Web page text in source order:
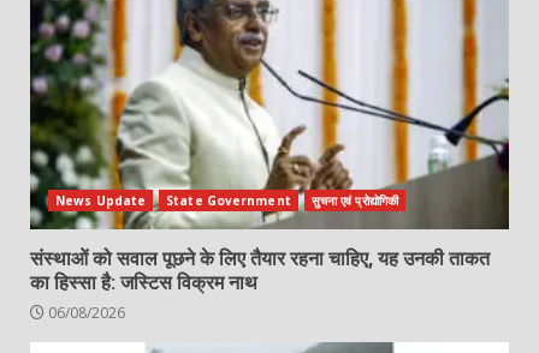
News Update State Government सुचना एवं प्रोद्योगिकी
संस्थाओं को सवाल पूछने के लिए तैयार रहना चाहिए, यह उनकी ताकत
का हिस्सा है: जस्टिस विक्रम नाथ
06/08/2026